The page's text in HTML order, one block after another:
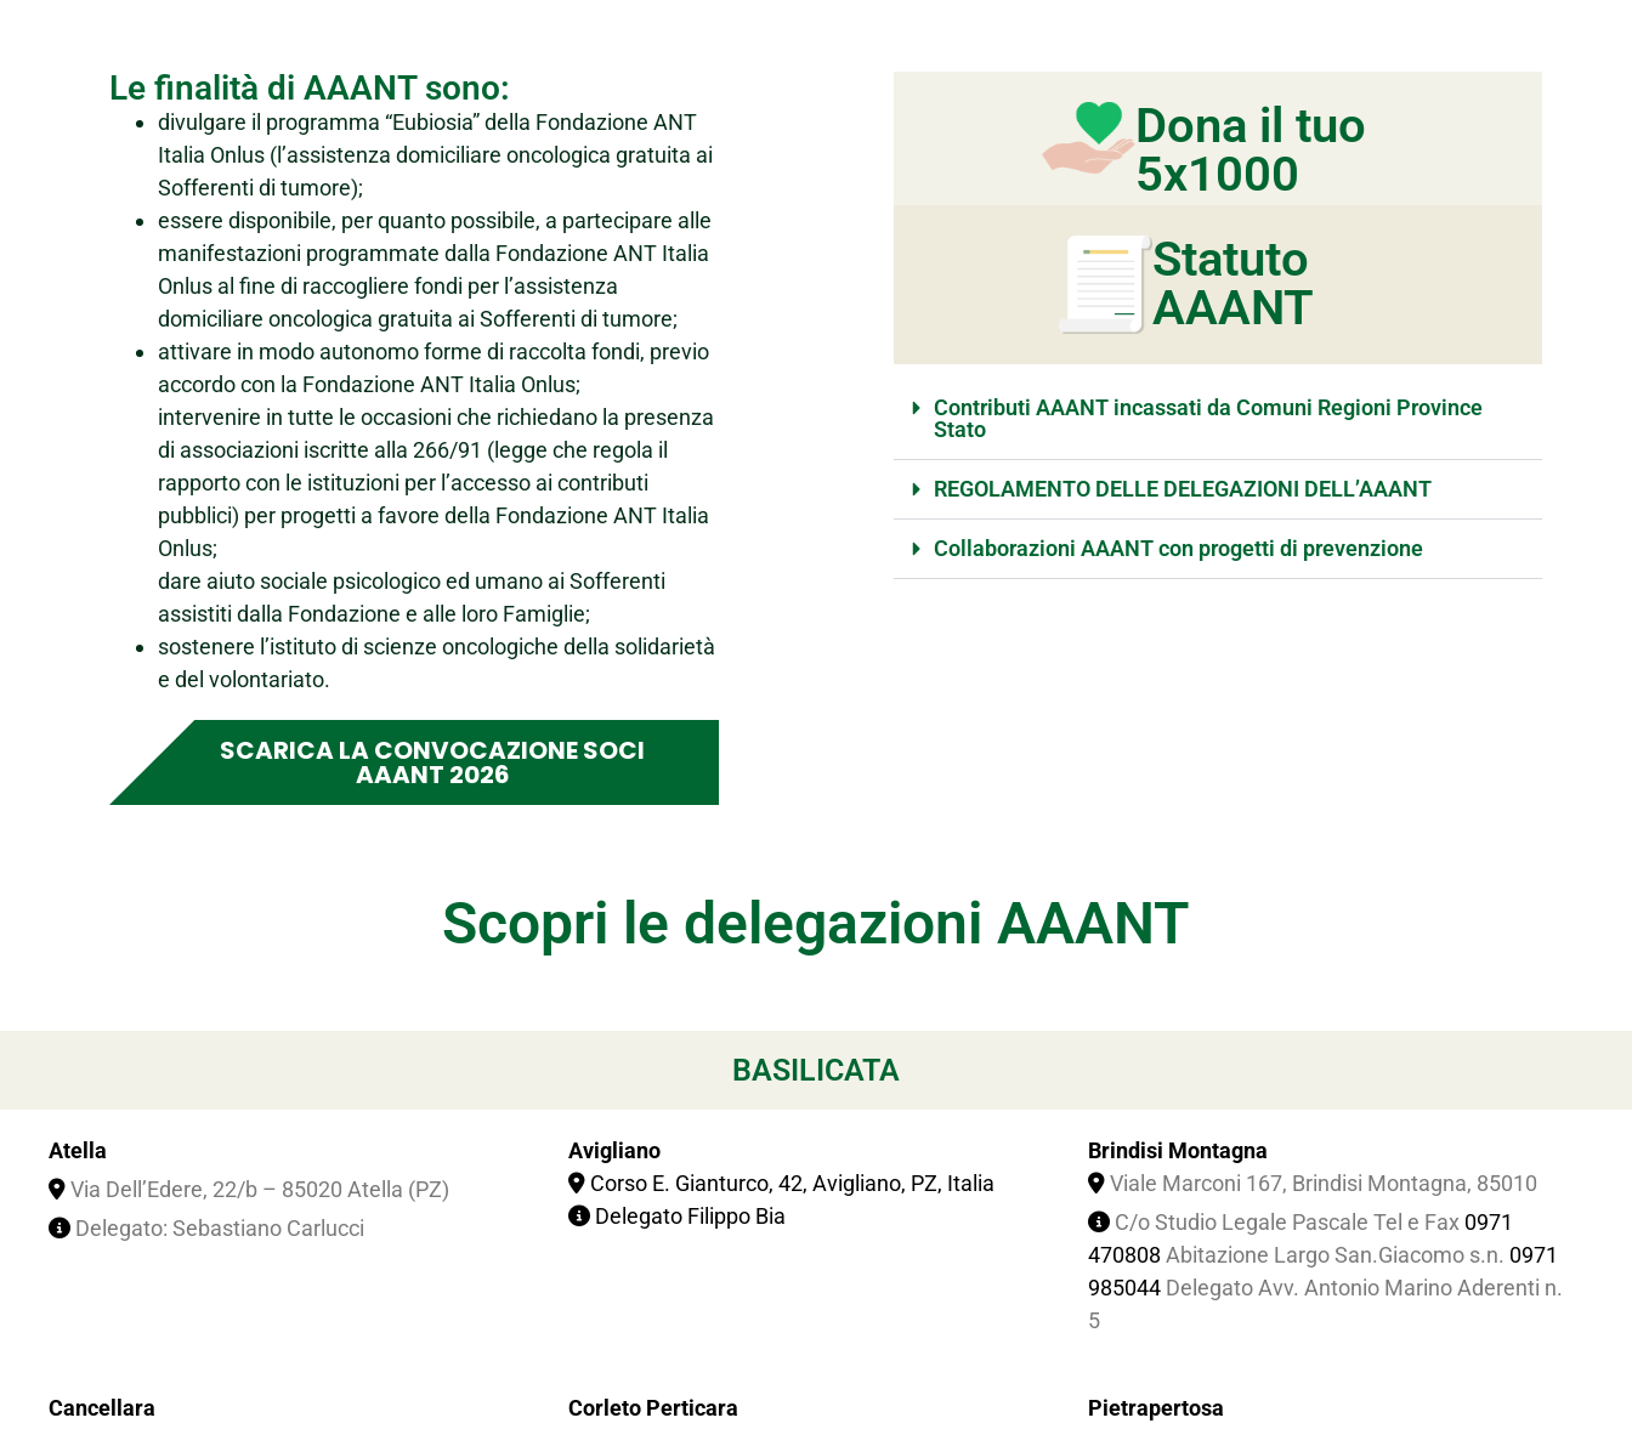
Le finalità di AAANT sono:
divulgare il programma “Eubiosia” della Fondazione ANT
Italia Onlus (l’assistenza domiciliare oncologica gratuita ai
Sofferenti di tumore);
essere disponibile, per quanto possibile, a partecipare alle
manifestazioni programmate dalla Fondazione ANT Italia
Onlus al fine di raccogliere fondi per l’assistenza
domiciliare oncologica gratuita ai Sofferenti di tumore;
attivare in modo autonomo forme di raccolta fondi, previo
accordo con la Fondazione ANT Italia Onlus;
intervenire in tutte le occasioni che richiedano la presenza
di associazioni iscritte alla 266/91 (legge che regola il
rapporto con le istituzioni per l’accesso ai contributi
pubblici) per progetti a favore della Fondazione ANT Italia
Onlus;
dare aiuto sociale psicologico ed umano ai Sofferenti
assistiti dalla Fondazione e alle loro Famiglie;
sostenere l’istituto di scienze oncologiche della solidarietà
e del volontariato.
SCARICA LA CONVOCAZIONE SOCI
AAANT 2026
Dona il tuo
5x1000
Statuto
AAANT
Contributi AAANT incassati da Comuni Regioni Province
Stato
REGOLAMENTO DELLE DELEGAZIONI DELL’AAANT
Collaborazioni AAANT con progetti di prevenzione
Scopri le delegazioni AAANT
BASILICATA
Atella
Via Dell’Edere, 22/b – 85020 Atella (PZ)
Delegato: Sebastiano Carlucci
Avigliano
Corso E. Gianturco, 42, Avigliano, PZ, Italia
Delegato Filippo Bia
Brindisi Montagna
Viale Marconi 167, Brindisi Montagna, 85010
C/o Studio Legale Pascale Tel e Fax 0971
470808 Abitazione Largo San.Giacomo s.n. 0971
985044 Delegato Avv. Antonio Marino Aderenti n.
5
Cancellara
Corleto Perticara
Pietrapertosa